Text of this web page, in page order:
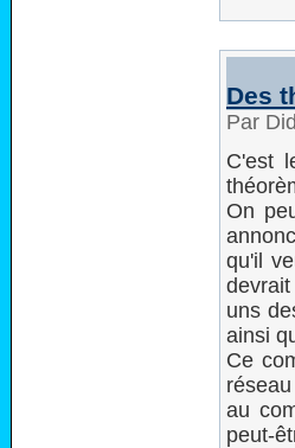
Des
Par
C'est
On
qu'il
uns
ainsi
Ce
au
peut-